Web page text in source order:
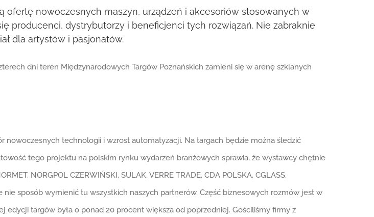
nowoczesnych maszyn, urządzeń i akcesoriów stosowanych w
producenci, dystrybutorzy i beneficjenci tych rozwiązań. Nie zabraknie
dla artystów i pasjonatów.
dni teren Międzynarodowych Targów Poznańskich zamieni się w arenę szklanych
technologii i wzrost automatyzacji. Na targach będzie można śledzić
tego projektu na polskim rynku wydarzeń branżowych sprawia, że wystawcy chętnie
NORGPOL CZERWIŃSKI, SULAK, VERRE TRADE, CDA POLSKA, CGLASS,
nie sposób wymienić tu wszystkich naszych partnerów. Część biznesowych rozmów jest w
edycji targów była o ponad 20 procent większa od poprzedniej. Gościliśmy firmy z